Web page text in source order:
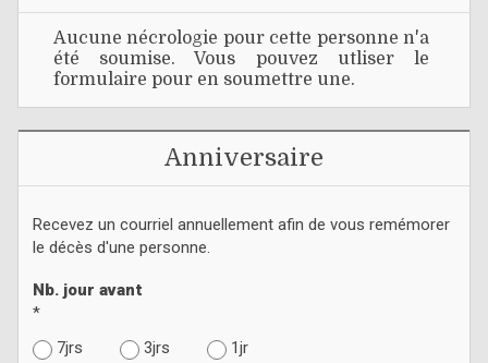
Aucune nécrologie pour cette personne n'a
été soumise. Vous pouvez utliser le
formulaire pour en soumettre une.
Anniversaire
Recevez un courriel annuellement afin de vous remémorer
le décès d'une personne.
Nb. jour avant
*
7jrs
3jrs 1jr